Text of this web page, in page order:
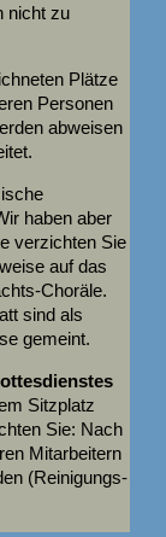
nicht zu
Plätze
Personen
abweisen
haben aber
verzichten Sie
auf das
Choräle.
sind als
gemeint.
Sitzplatz
Sie: Nach
Mitarbeitern
(Reinigungs-